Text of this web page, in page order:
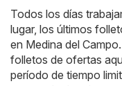
Todos los días
lugar, los últimos
en Medina del
folletos de ofertas
período de tiempo